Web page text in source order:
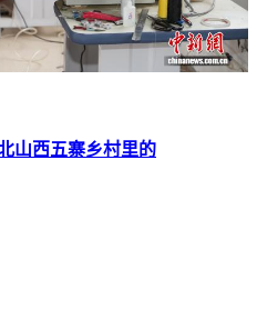
山西五寨乡村里的